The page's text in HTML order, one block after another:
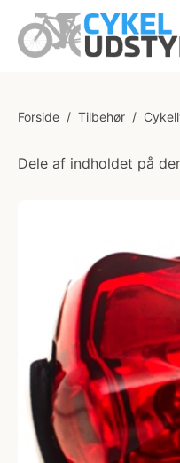
Forside / Tilbehør /
Dele af indholdet på